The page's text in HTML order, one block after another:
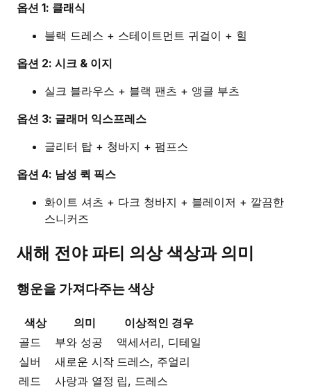
옵션 1: 클래식
블랙 드레스 + 스테이트먼트 귀걸이 + 힐
옵션 2: 시크 & 이지
실크 블라우스 + 블랙 팬츠 + 앵클 부츠
옵션 3: 글래머 익스프레스
글리터 탑 + 청바지 + 펌프스
옵션 4: 남성 퀵 픽스
화이트 셔츠 + 다크 청바지 + 블레이저 + 깔끔한
스니커즈
새해 전야 파티 의상 색상과 의미
행운을 가져다주는 색상
색상 의미
이상적인 경우
골드
부와 성공
액세서리, 디테일
실버
새로운 시작 드레스, 주얼리
레드
사랑과 열정 립, 드레스